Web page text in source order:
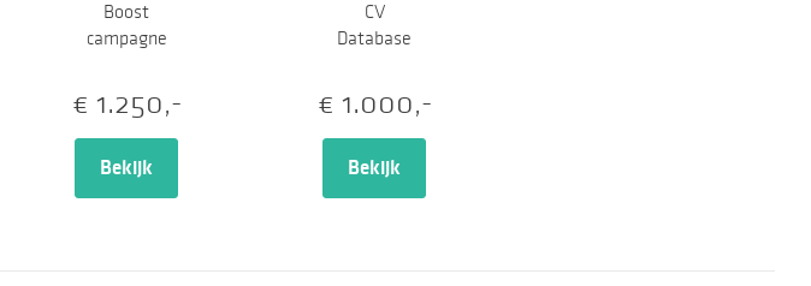
Boost
campagne
€ 1.250,-
Bekijk
CV
Database
€ 1.000,-
Bekijk